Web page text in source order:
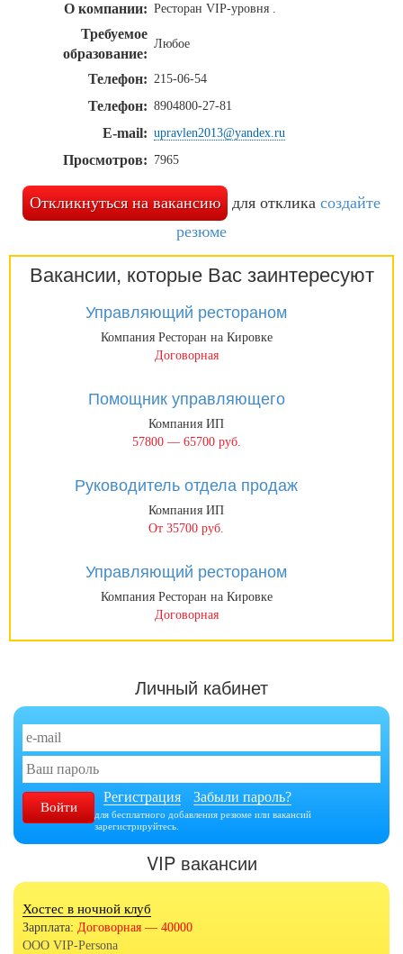
О компании: Ресторан VIP-уровня .
Требуемое
образование:
Любое
Телефон: 215-06-54
Телефон: 8904800-27-81
E-mail: upravlen2013@yandex.ru
Просмотров: 7965
Откликнуться на вакансию для отклика создайте
резюме
Вакансии, которые Вас заинтересуют
Управляющий рестораном
Компания Ресторан на Кировке
Договорная
Помощник управляющего
Компания ИП
57800 — 65700 руб.
Руководитель отдела продаж
Компания ИП
От 35700 руб.
Управляющий рестораном
Компания Ресторан на Кировке
Договорная
Личный кабинет
Регистрация Забыли пароль?
для бесплатного добавления резюме или вакансий
зарегистрируйтесь.
VIP вакансии
Хостес в ночной клуб
Зарплата: Договорная — 40000
ООО VIP-Persona